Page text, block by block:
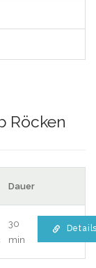
Röcken
Dauer
30
min